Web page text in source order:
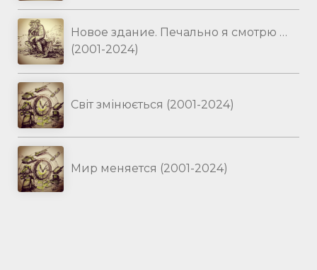
Новое здание. Печально я смотрю …
(2001-2024)
Світ змінюється (2001-2024)
Мир меняется (2001-2024)